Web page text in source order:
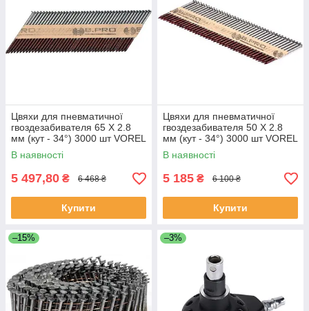
Цвяхи для пневматичної
гвоздезабивателя 65 Х 2.8
мм (кут - 34°) 3000 шт VOREL
72011 (Польща)
В наявності
5 497,80 ₴ 6 468 ₴
Купити
Цвяхи для пневматичної
гвоздезабивателя 50 Х 2.8
мм (кут - 34°) 3000 шт VOREL
72010 (Польща)
В наявності
5 185 ₴ 6 100 ₴
Купити
–15% –3%